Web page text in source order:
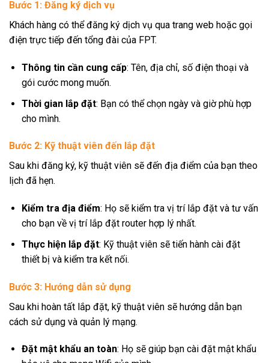
Bước 1: Đăng ký dịch vụ
Khách hàng có thể đăng ký dịch vụ qua trang web hoặc gọi
điện trực tiếp đến tổng đài của FPT.
Thông tin cần cung cấp: Tên, địa chỉ, số điện thoại và
gói cước mong muốn.
Thời gian lắp đặt: Bạn có thể chọn ngày và giờ phù hợp
cho mình.
Bước 2: Kỹ thuật viên đến lắp đặt
Sau khi đăng ký, kỹ thuật viên sẽ đến địa điểm của bạn theo
lịch đã hẹn.
Kiểm tra địa điểm: Họ sẽ kiểm tra vị trí lắp đặt và tư vấn
cho bạn về vị trí lắp đặt router hợp lý nhất.
Thực hiện lắp đặt: Kỹ thuật viên sẽ tiến hành cài đặt
thiết bị và kiểm tra kết nối.
Bước 3: Hướng dẫn sử dụng
Sau khi hoàn tất lắp đặt, kỹ thuật viên sẽ hướng dẫn bạn
cách sử dụng và quản lý mạng.
Đặt mật khẩu an toàn: Họ sẽ giúp bạn cài đặt mật khẩu